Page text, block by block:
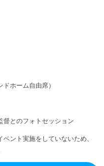
ホーム自由席）
とのフォトセッション
ント実施をしていないため、